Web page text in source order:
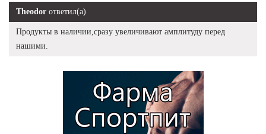
Theodor ответил(а)
Продукты в наличии,сразу увеличивают амплитуду перед
нашими.